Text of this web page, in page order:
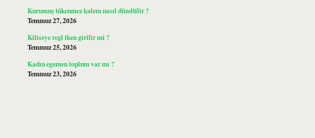
Kurumuş tükenmez kalem nasıl düzeltilir ?
Temmuz 27, 2026
Kiliseye regl iken girilir mi ?
Temmuz 25, 2026
Kadın egemen toplum var mı ?
Temmuz 23, 2026